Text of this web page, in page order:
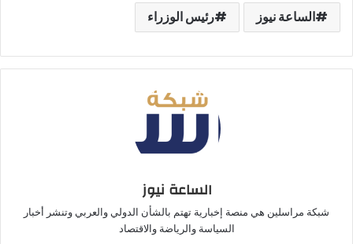
الساعة نيوز رئيس الوزراء
الساعة نيوز
شبكة مراسلين هي منصة إخبارية تهتم بالشأن الدولي والعربي وتنشر أخبار
السياسة والرياضة والاقتصاد